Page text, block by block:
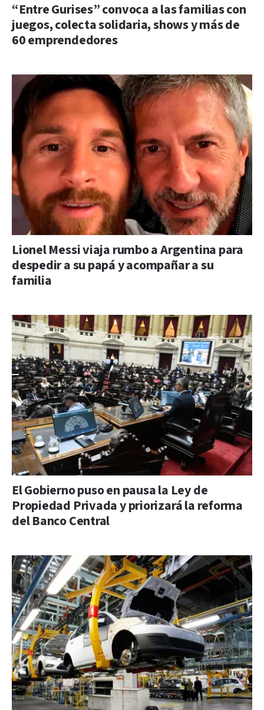
“Entre Gurises” convoca a las familias con
juegos, colecta solidaria, shows y más de
60 emprendedores
Lionel Messi viaja rumbo a Argentina para
despedir a su papá y acompañar a su
familia
El Gobierno puso en pausa la Ley de
Propiedad Privada y priorizará la reforma
del Banco Central